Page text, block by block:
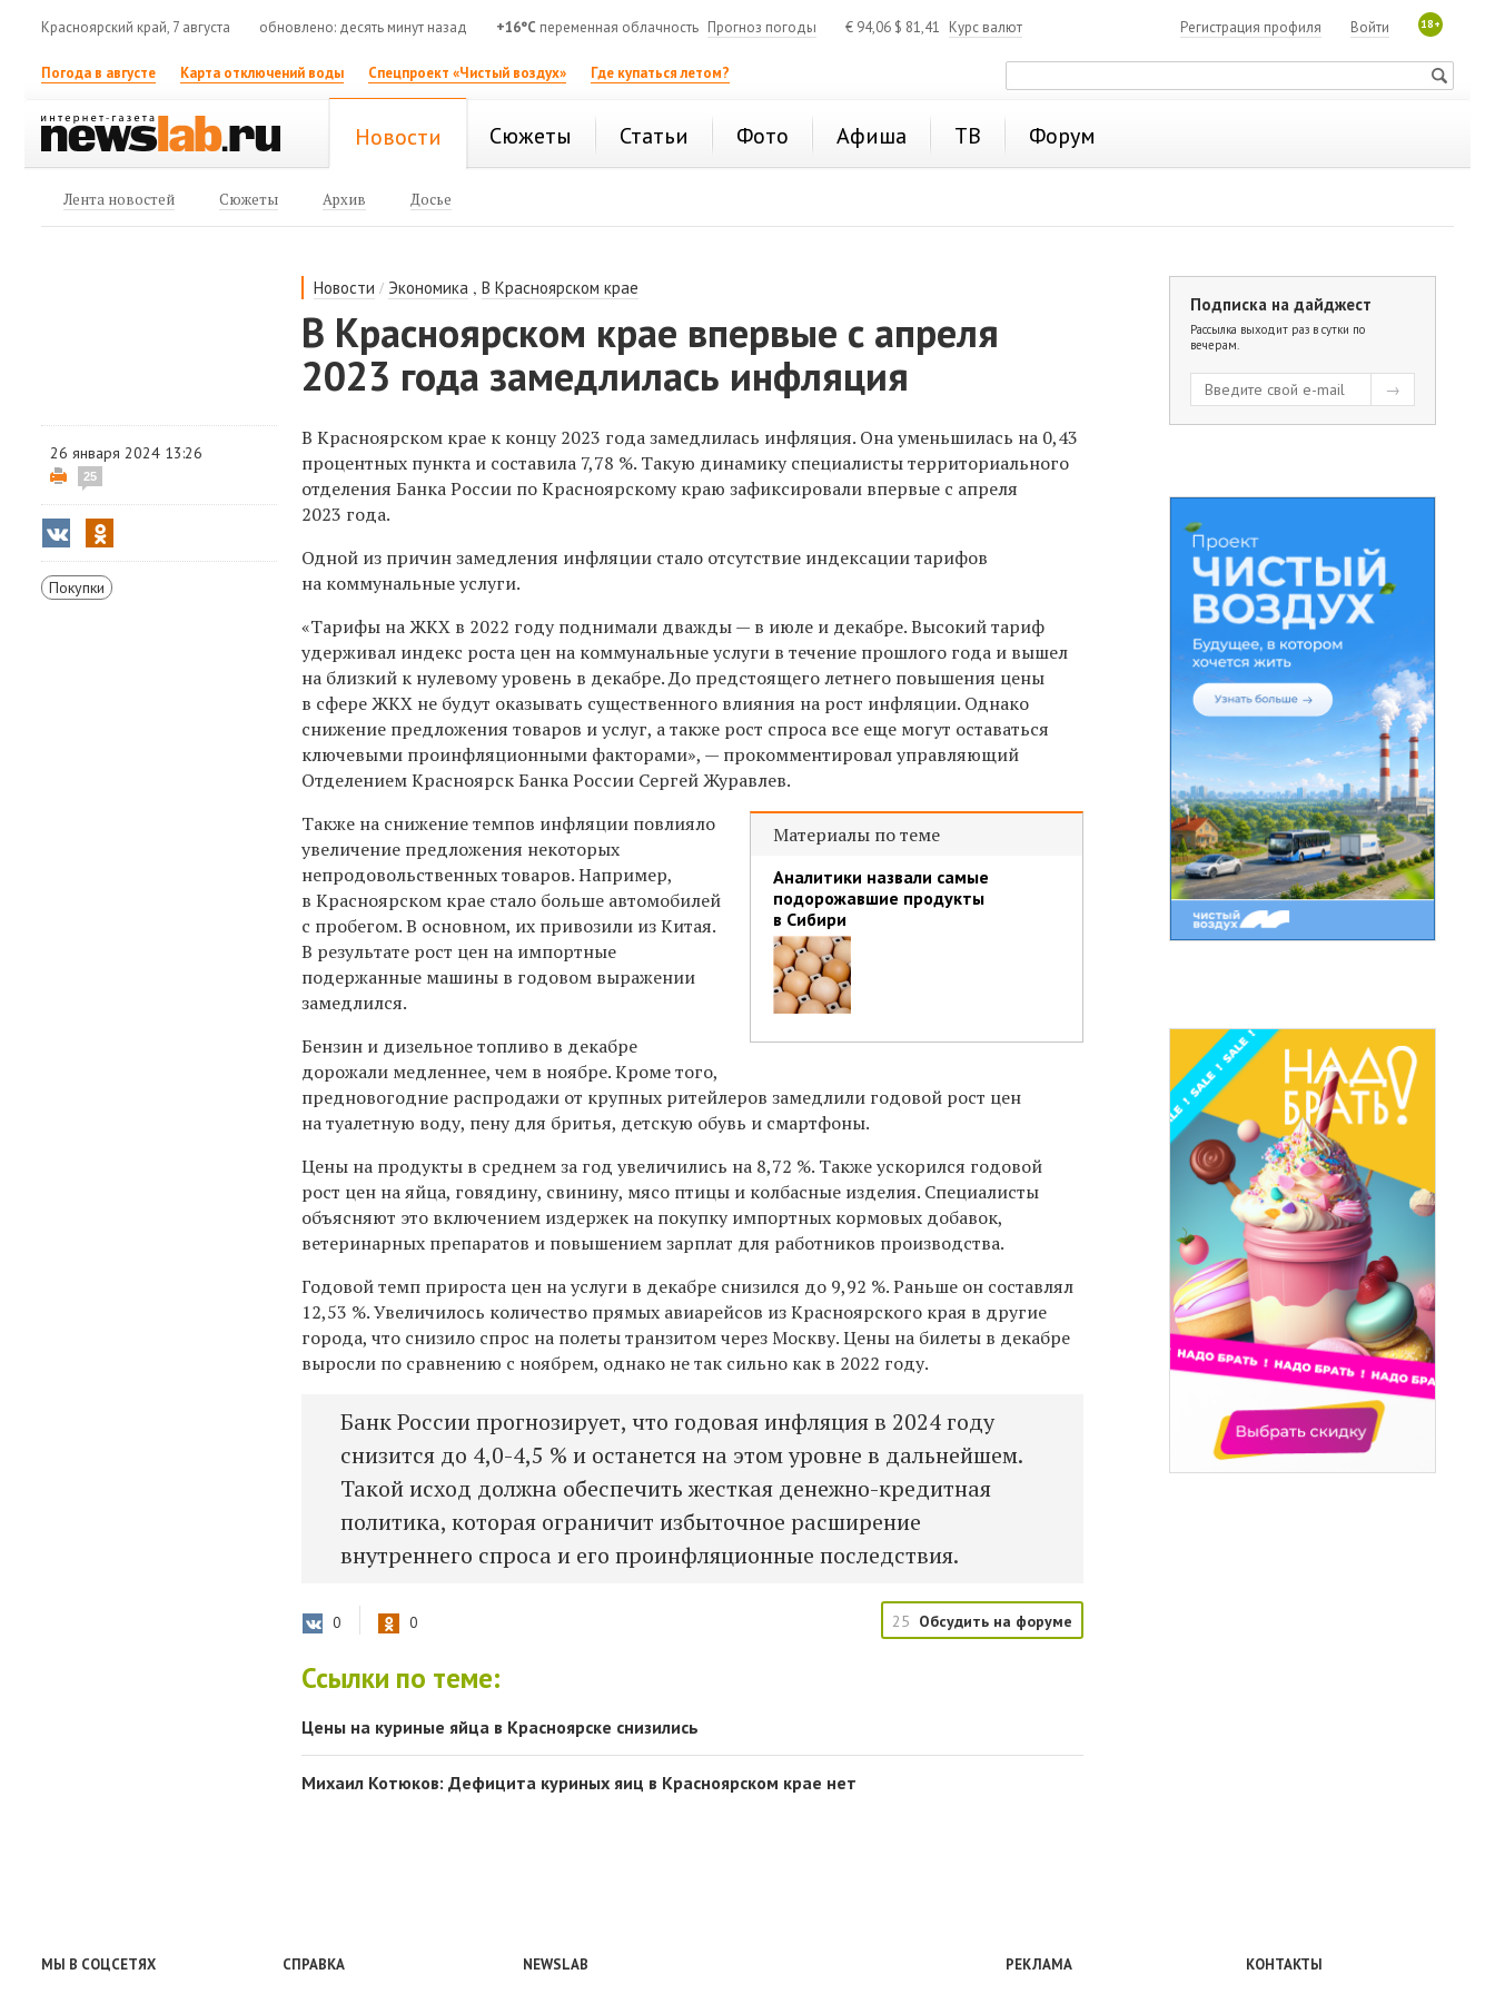
Красноярский край, 7 августа обновлено: десять минут назад +16°C переменная облачность Прогноз погоды € 94,06 $ 81,41 Курс валют 18+
Войти
Регистрация профиля
Погода в августе Карта отключений воды Спецпроект «Чистый воздух» Где купаться летом?
Новости Сюжеты Статьи Фото Афиша ТВ Форум
Лента новостей Сюжеты Архив Досье
Новости / Экономика ,В Красноярском крае
В Красноярском крае впервые с апреля
2023 года замедлилась инфляция
26 января 2024 13:26
25
Покупки
В Красноярском крае к концу 2023 года замедлилась инфляция. Она уменьшилась на 0,43
процентных пункта и составила 7,78 %. Такую динамику специалисты территориального
отделенияБанка России по Красноярскому краюзафиксировали впервые с апреля
2023 года.
Одной из причин замедления инфляции стало отсутствие индексации тарифов
на коммунальные услуги.
«Тарифы на ЖКХ в 2022 году поднимали дважды — в июле и декабре. Высокий тариф
удерживал индекс роста цен на коммунальные услуги в течение прошлого года и вышел
на близкий к нулевому уровень в декабре. До предстоящего летнего повышения цены
в сфере ЖКХ не будут оказывать существенного влияния на рост инфляции. Однако
снижение предложения товаров и услуг, а также рост спроса все еще могут оставаться
ключевыми проинфляционными факторами», — прокомментировал управляющий
Отделением Красноярск Банка России Сергей Журавлев.
Материалы по теме
Аналитики назвали самые
подорожавшие продукты
в Сибири
Также на снижение темпов инфляции повлияло
увеличение предложения некоторых
непродовольственных товаров. Например,
в Красноярском крае стало больше автомобилей
с пробегом. В основном, их привозили из Китая.
В результате рост цен на импортные
подержанные машины в годовом выражении
замедлился.
Бензин и дизельное топливо в декабре
дорожали медленнее, чем в ноябре. Кроме того,
предновогодние распродажи от крупных ритейлеров замедлили годовой рост цен
на туалетную воду, пену для бритья, детскую обувь и смартфоны.
Цены на продукты в среднем за год увеличились на 8,72 %. Также ускорился годовой
рост цен на яйца, говядину, свинину, мясо птицы и колбасные изделия. Специалисты
объясняют это включением издержек на покупку импортных кормовых добавок,
ветеринарных препаратов и повышением зарплат для работников производства.
Годовой темп прироста цен на услуги в декабре снизился до 9,92 %. Раньше он составлял
12,53 %. Увеличилось количество прямых авиарейсов из Красноярского края в другие
города, что снизило спрос на полеты транзитом через Москву. Цены на билеты в декабре
выросли по сравнению с ноябрем, однако не так сильно как в 2022 году.
Банк России прогнозирует, что годовая инфляция в 2024 году
снизится до 4,0-4,5 % и останется на этом уровне в дальнейшем.
Такой исход должна обеспечить жесткая денежно-кредитная
политика, которая ограничит избыточное расширение
внутреннего спроса и его проинфляционные последствия.
0 0 25 Обсудить на форуме
Ссылки по теме:
Цены на куриные яйца в Красноярске снизились
Михаил Котюков: Дефицита куриных яиц в Красноярском крае нет
Подписка на дайджест
Рассылка выходит раз в сутки по
вечерам.
МЫ В СОЦСЕТЯХ СПРАВКА NEWSLAB РЕКЛАМА КОНТАКТЫ